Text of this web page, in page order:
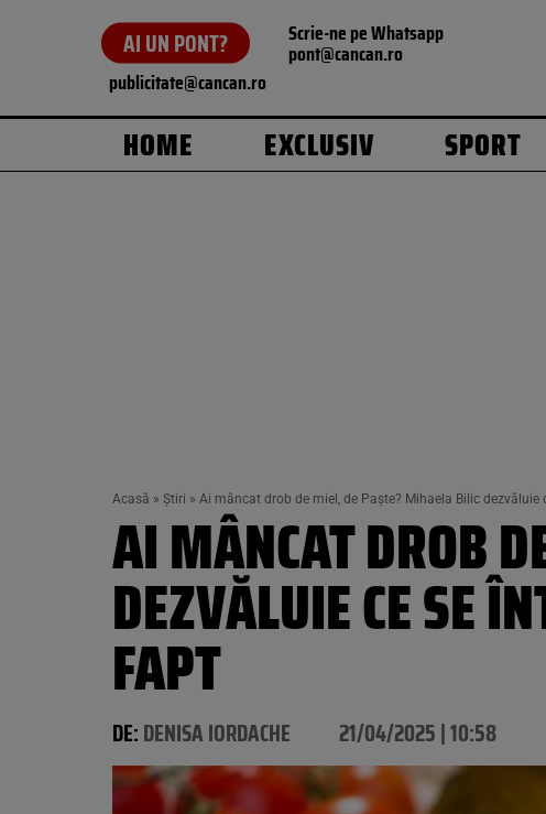
AI UN PONT? Scrie-ne pe Whatsapp
pont@cancan.ro
publicitate@cancan.ro
HOME EXCLUSIV SPORT
Acasă » Știri » Ai mâncat drob de miel, de Paște? Mihaela Bilic
AI MÂNCAT DROB
DEZVĂLUIE CE SE
FAPT
DE:DENISA IORDACHE 21/04/2025 | 10:58